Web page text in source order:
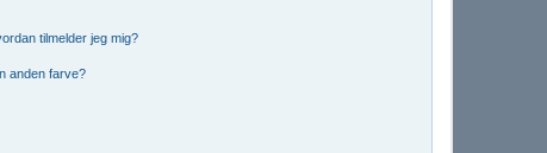
tilmelder jeg mig?
anden farve?